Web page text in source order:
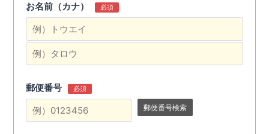
お名前（カナ） 必須
郵便番号 必須
郵便番号検索